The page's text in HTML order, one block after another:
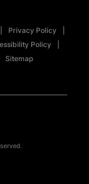
Privacy Policy
Policy
Sitemap